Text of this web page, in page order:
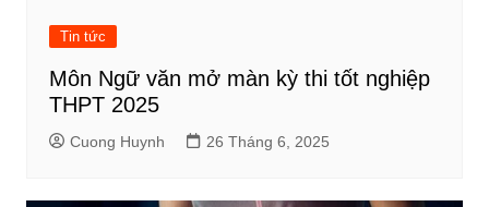
Tin tức
Môn Ngữ văn mở màn kỳ thi tốt nghiệp
THPT 2025
Cuong Huynh 26 Tháng 6, 2025